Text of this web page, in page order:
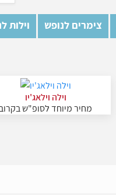
צימרים לנופש וילות
וילה וילאג'יו
מחיר מיוחד לסופ"ש